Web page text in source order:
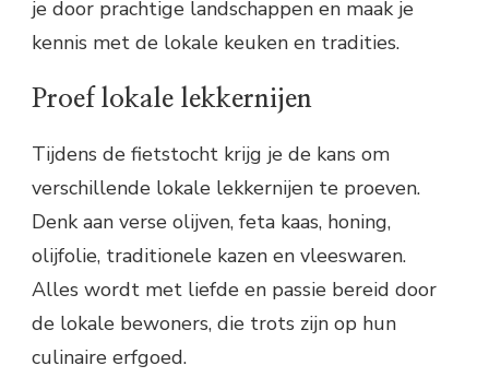
je door prachtige landschappen en maak je
kennis met de lokale keuken en tradities.
Proef lokale lekkernijen
Tijdens de fietstocht krijg je de kans om
verschillende lokale lekkernijen te proeven.
Denk aan verse olijven, feta kaas, honing,
olijfolie, traditionele kazen en vleeswaren.
Alles wordt met liefde en passie bereid door
de lokale bewoners, die trots zijn op hun
culinaire erfgoed.